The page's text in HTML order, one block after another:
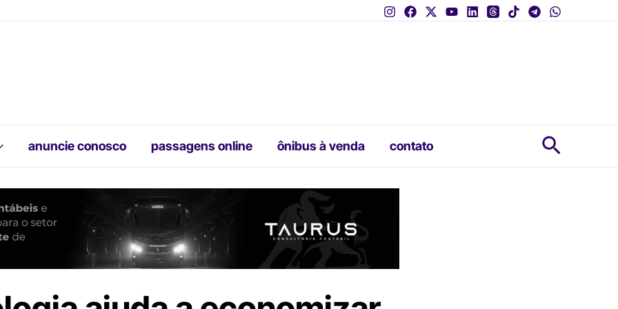
anuncie conosco passagens online ônibus à venda contato